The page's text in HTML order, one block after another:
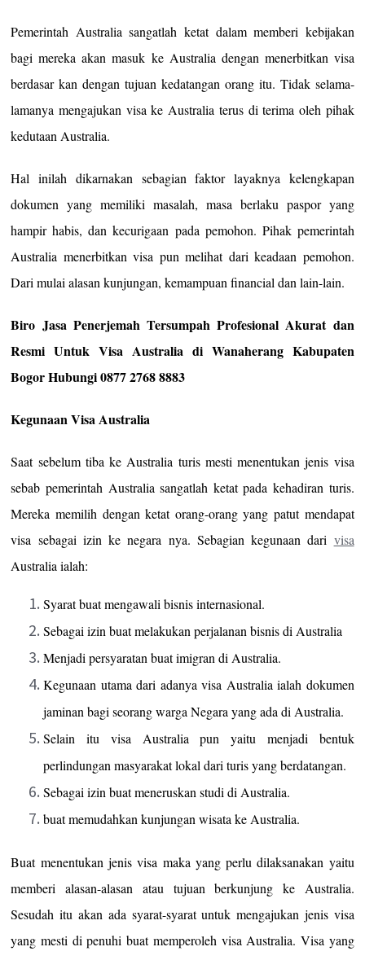
Pemerintah Australia sangatlah ketat dalam memberi kebijakan
bagi mereka akan masuk ke Australia dengan menerbitkan visa
berdasar kan dengan tujuan kedatangan orang itu. Tidak selama-
lamanya mengajukan visa ke Australia terus di terima oleh pihak
kedutaan Australia.
Hal inilah dikarnakan sebagian faktor layaknya kelengkapan
dokumen yang memiliki masalah, masa berlaku paspor yang
hampir habis, dan kecurigaan pada pemohon. Pihak pemerintah
Australia menerbitkan visa pun melihat dari keadaan pemohon.
Dari mulai alasan kunjungan, kemampuan financial dan lain-lain.
Biro Jasa Penerjemah Tersumpah Profesional Akurat dan
Resmi Untuk Visa Australia di Wanaherang Kabupaten
Bogor Hubungi 0877 2768 8883
Kegunaan Visa Australia
Saat sebelum tiba ke Australia turis mesti menentukan jenis visa
sebab pemerintah Australia sangatlah ketat pada kehadiran turis.
Mereka memilih dengan ketat orang-orang yang patut mendapat
visa sebagai izin ke negara nya. Sebagian kegunaan dari visa
Australia ialah:
Syarat buat mengawali bisnis internasional.
Sebagai izin buat melakukan perjalanan bisnis di Australia
Menjadi persyaratan buat imigran di Australia.
Kegunaan utama dari adanya visa Australia ialah dokumen
jaminan bagi seorang warga Negara yang ada di Australia.
Selain itu visa Australia pun yaitu menjadi bentuk
perlindungan masyarakat lokal dari turis yang berdatangan.
Sebagai izin buat meneruskan studi di Australia.
buat memudahkan kunjungan wisata ke Australia.
Buat menentukan jenis visa maka yang perlu dilaksanakan yaitu
memberi alasan-alasan atau tujuan berkunjung ke Australia.
Sesudah itu akan ada syarat-syarat untuk mengajukan jenis visa
yang mesti di penuhi buat memperoleh visa Australia. Visa yang